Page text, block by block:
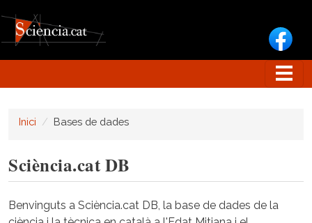
Inici Bases de dades
Sciència.cat DB
Benvinguts a Sciència.cat DB, la base de dades de la